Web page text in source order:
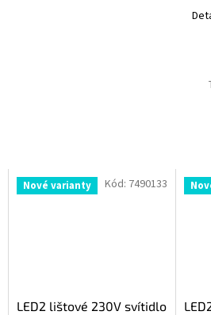
Nové varianty
LED2 lištové 230V svítidlo
Kód: 7490133